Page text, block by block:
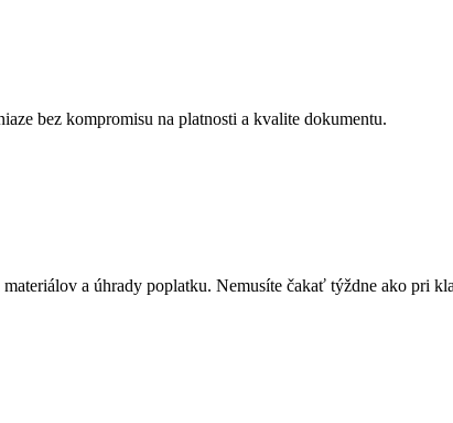
bez kompromisu na platnosti a kvalite dokumentu.
a úhrady poplatku. Nemusíte čakať týždne ako pri